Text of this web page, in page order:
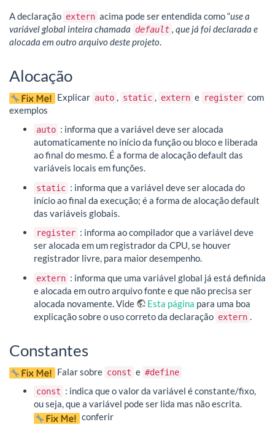
A declaração extern acima pode ser entendida como “use a
variável global inteira chamada default
, que já foi declarada e
alocada em outro arquivo deste projeto
Alocação
Explicar auto static extern e register com
exemplos
auto : informa que a variável deve ser alocada
automaticamente no início da função ou bloco e liberada
ao final do mesmo. É a forma de alocação default das
variáveis locais em funções.
static : informa que a variável deve ser alocada do
início ao final da execução; é a forma de alocação default
das variáveis globais.
register : informa ao compilador que a variável deve
ser alocada em um registrador da CPU, se houver
registrador livre, para maior desempenho.
extern : informa que uma variável global já está definida
e alocada em outro arquivo fonte e que não precisa ser
alocada novamente. Vide
Esta página para uma boa
explicação sobre o uso correto da declaração extern .
Constantes
Falar sobre const e #define
const : indica que o valor da variável é constante/fixo,
ou seja, que a variável pode ser lida mas não escrita.
conferir